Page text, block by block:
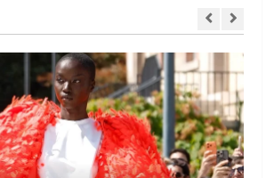
Moda vende US$63,7 bilhões em
produtos licenciados
6 de agosto de 2026